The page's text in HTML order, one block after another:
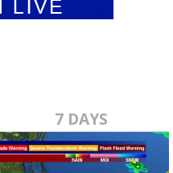
7 DAYS